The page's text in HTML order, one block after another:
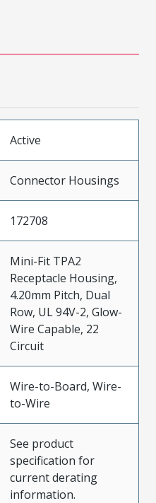
Active
Connector Housings
172708
Mini-Fit TPA2
Receptacle Housing,
4.20mm Pitch, Dual
Row, UL 94V-2, Glow-
Wire Capable, 22
Circuit
Wire-to-Board, Wire-
to-Wire
See product
specification for
current derating
information.